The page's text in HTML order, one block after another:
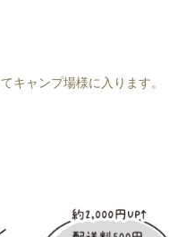
キャンプ場様に入ります。